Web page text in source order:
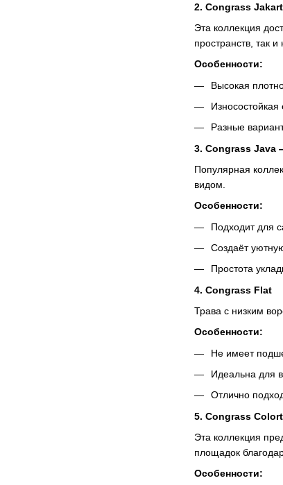
2. Congrass
Эта коллекция
пространств, так и
Особенности:
Высокая
Износостойкая
Разные
3. Congrass Java
Популярная
видом.
Особенности:
Подходит для
Создаёт
Простота
4. Congrass Flat
Трава с низким
Особенности:
Не имеет
Идеальна для
Отлично
5. Congrass
Эта коллекция
площадок
Особенности: